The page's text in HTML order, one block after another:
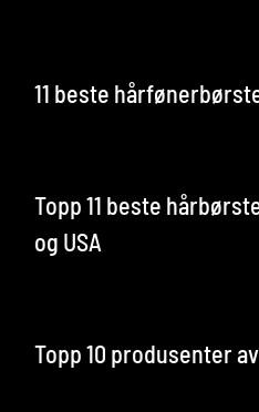
11 beste
Topp 11 beste
og USA
Topp 10 produsenter